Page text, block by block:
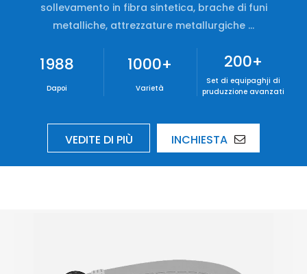
sollevamento in fibra sintetica, brache di funi
metalliche, attrezzature metallurgiche ...
1988
Dapoi
1000+
Varietà
200+
Set di equipaghji di
pruduzzione avanzati
VEDITE DI PIÙ INCHIESTA